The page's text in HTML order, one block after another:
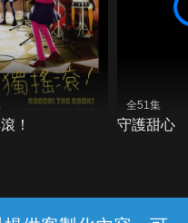
！
全51集
守護甜心